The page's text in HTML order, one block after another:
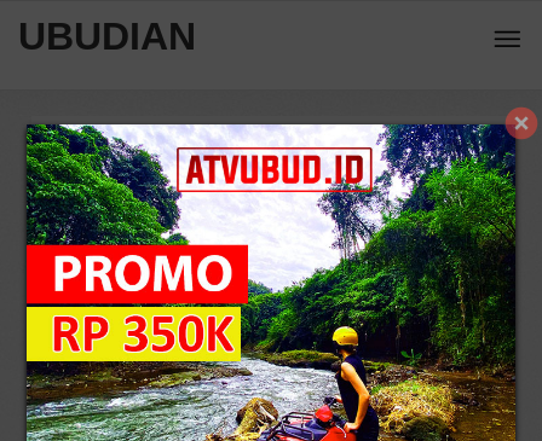
UBUDIAN
Home Wisata Pura
Harga Tiket Masuk Ke Objek Wisata
Gerbang Surga Lempuyang
5/158
Reviews
10429 view